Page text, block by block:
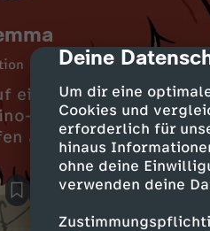
cmp-dialog-
Deine
Um dir eine
Cookies und
erforderlich für
hinaus
ohne deine
verwenden deine
fröhlich UT 12 Min.
einen Dino-Knochen!
Skelett. Tommy und
aber nicht.